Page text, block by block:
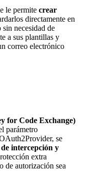
le permite crear
directamente en
sin necesidad de
a sus plantillas y
correo electrónico
for Code Exchange)
parámetro
se
intercepción y
extra
de autorización sea